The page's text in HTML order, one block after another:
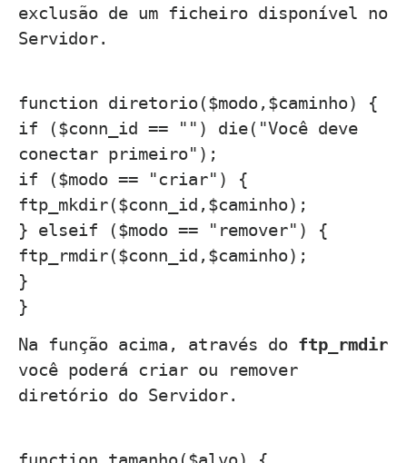
exclusão de um ficheiro disponível no
Servidor.
function diretorio($modo,$caminho) {
if ($conn_id == "") die("Você deve
conectar primeiro");
if ($modo == "criar") {
ftp_mkdir($conn_id,$caminho);
} elseif ($modo == "remover") {
ftp_rmdir($conn_id,$caminho);
}
}
Na função acima, através do ftp_rmdir
você poderá criar ou remover
diretório do Servidor.